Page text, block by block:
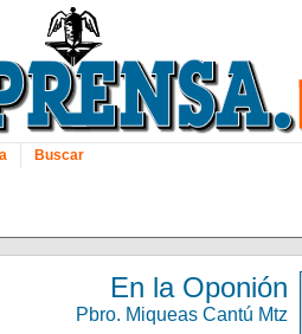
Buscar
En la Oponión
Pbro. Miqueas Cantú Mtz